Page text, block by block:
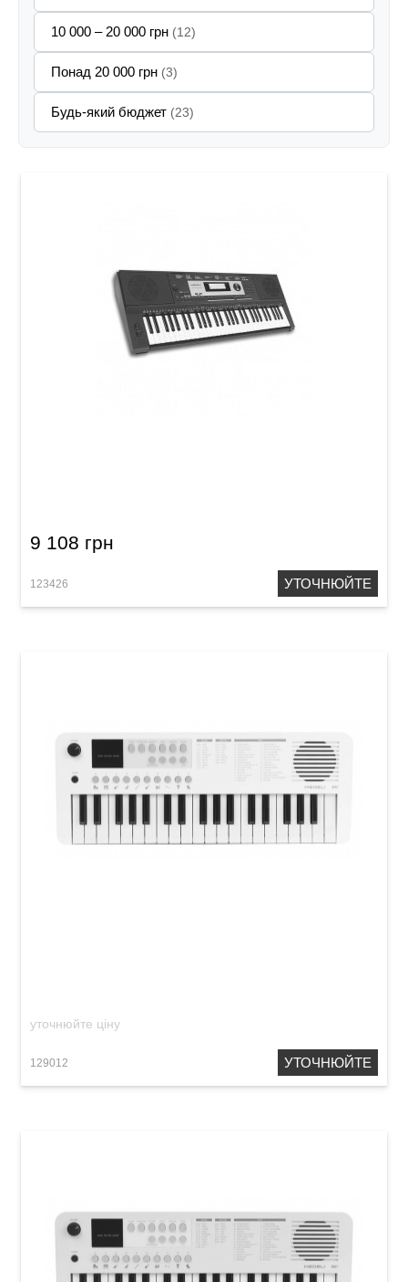
10 000 – 20 000 грн (12)
Понад 20 000 грн (3)
Будь-який бюджет (23)
9 108 грн
123426 УТОЧНЮЙТЕ
уточнюйте ціну
129012 УТОЧНЮЙТЕ